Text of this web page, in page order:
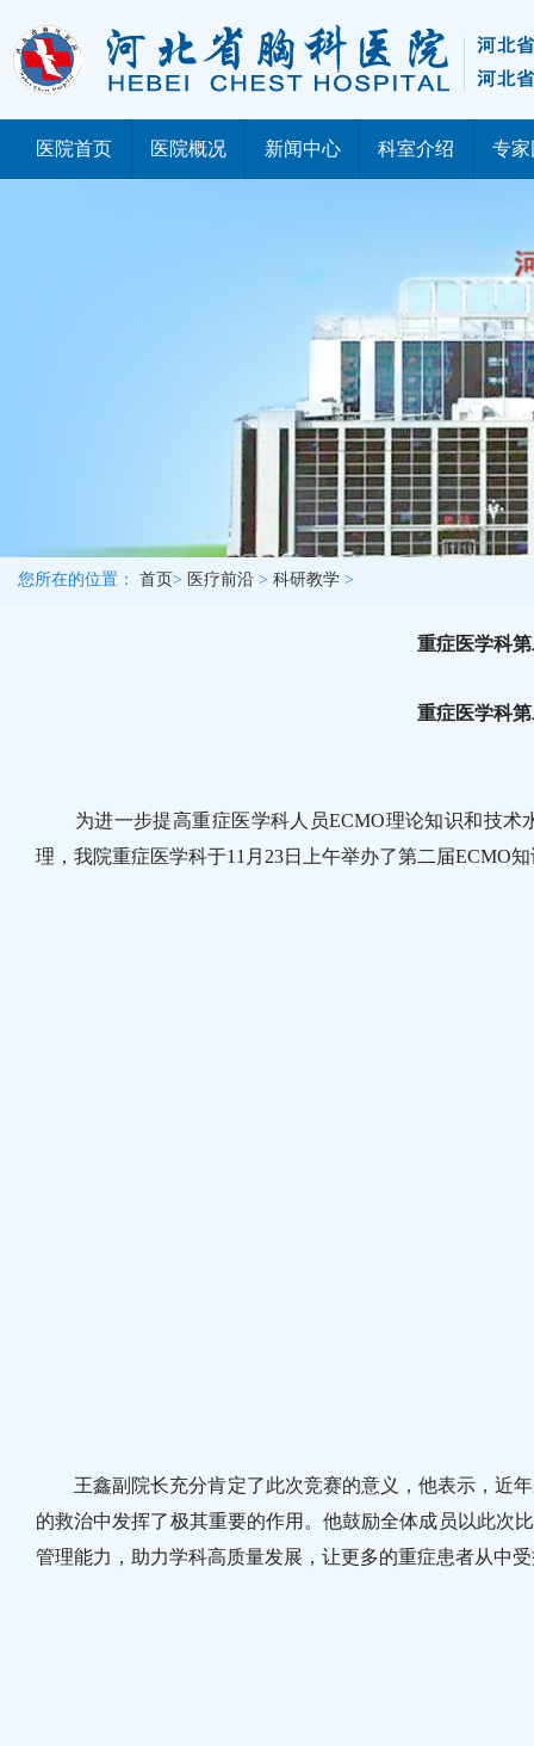
医院首页 医院概况 新闻中心 科室介绍 专
您所在的位置： 首页> 医疗前沿 > 科研教学 >
重症医学科
重症医学科
为进一步提高重症医学科人员ECMO理论知识和技术
理，我院重症医学科于11月23日上午举办了第二届ECMO
王鑫副院长充分肯定了此次竞赛的意义，他表示，近年
的救治中发挥了极其重要的作用。他鼓励全体成员以此次
管理能力，助力学科高质量发展，让更多的重症患者从中